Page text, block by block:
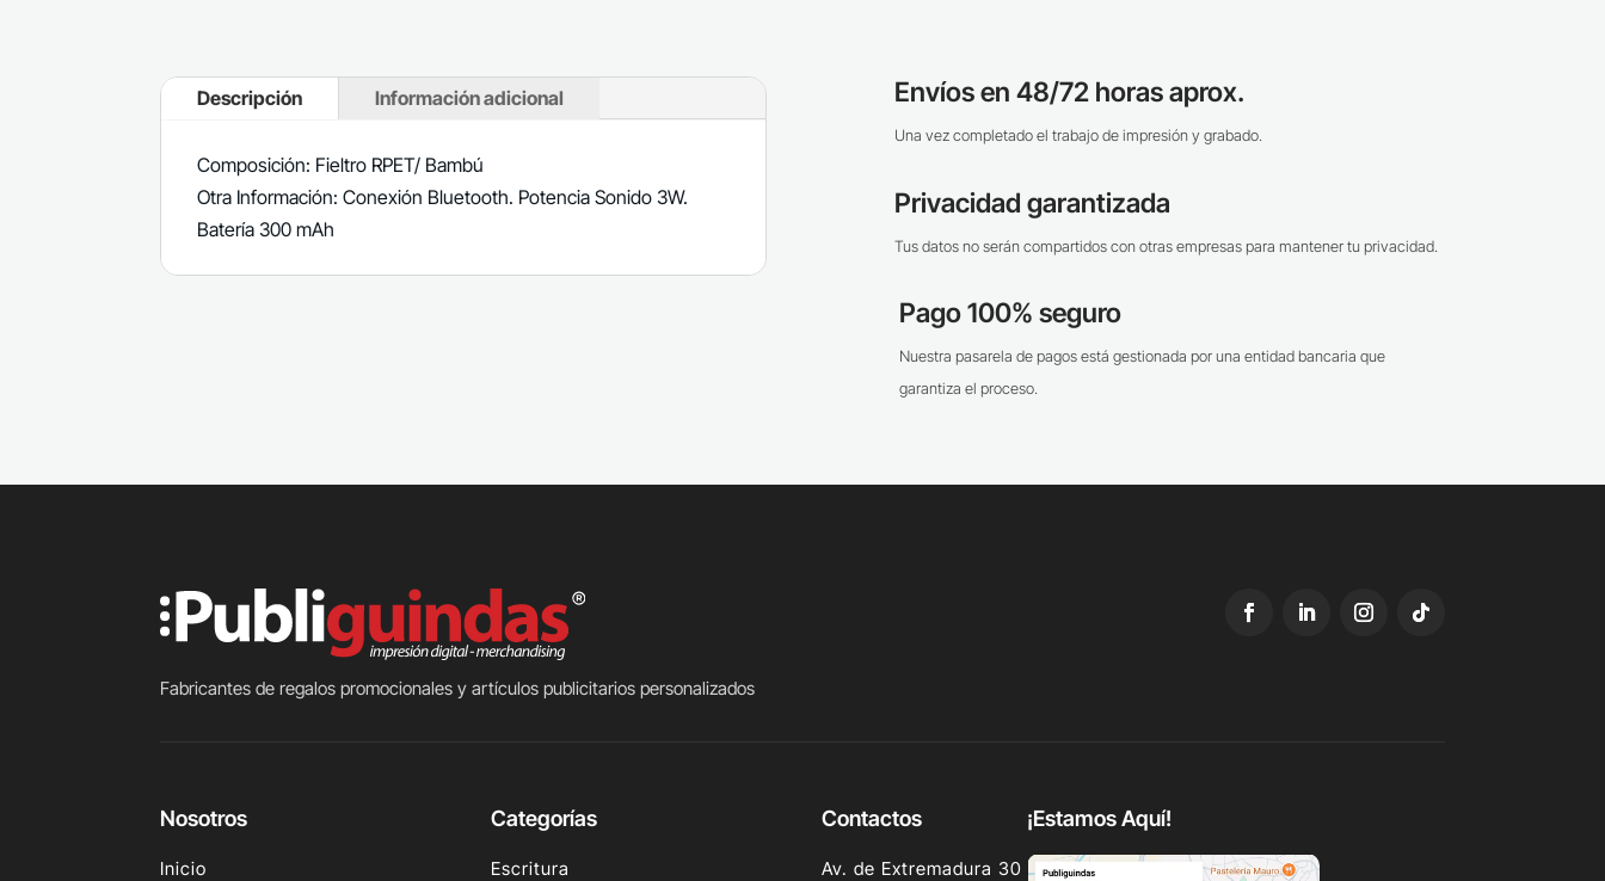
Descripción Información adicional
Composición: Fieltro RPET/ Bambú
Otra Información: Conexión Bluetooth. Potencia Sonido 3W.
Batería 300 mAh
Envíos en 48/72 horas aprox.
Una vez completado el trabajo de impresión y grabado.
Privacidad garantizada
Tus datos no serán compartidos con otras empresas para mantener tu privacidad.
Pago 100% seguro
Nuestra pasarela de pagos está gestionada por una entidad bancaria que
garantiza el proceso.
Fabricantes de regalos promocionales y artículos publicitarios personalizados
Nosotros
Inicio
Categorías
Escritura
Contactos
Av. de Extremadura 30
¡Estamos Aquí!